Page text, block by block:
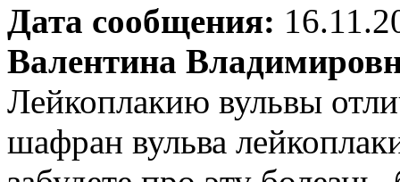
Дата сообщения:
Валентина
Лейкоплакию вульвы
шафран вульва